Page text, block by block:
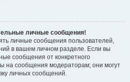
личные сообщения!
личные сообщения пользователей,
в вашем личном разделе. Если вы
сообщения от конкретного
на сообщения модераторам; они могут
личных сообщений.